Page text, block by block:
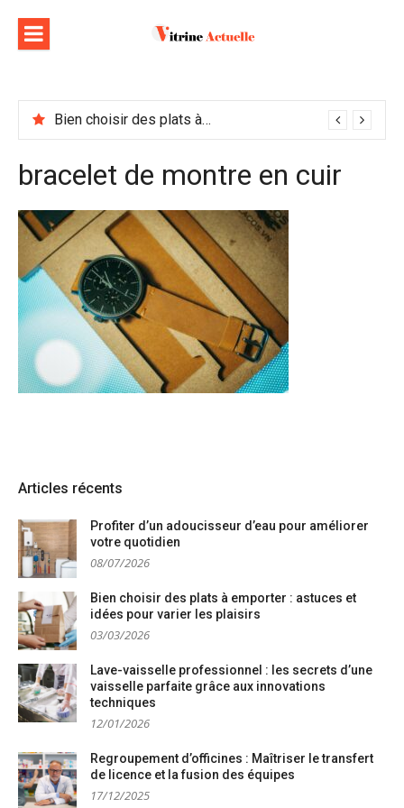
contenu
Bien choisir des plats à emporter : astuces et idées pour varier les plaisirs
bracelet de montre en cuir
Articles récents
Profiter d’un adoucisseur d’eau pour améliorer
votre quotidien
08/07/2026
Bien choisir des plats à emporter : astuces et
idées pour varier les plaisirs
03/03/2026
Lave-vaisselle professionnel : les secrets d’une
vaisselle parfaite grâce aux innovations
techniques
12/01/2026
Regroupement d’officines : Maîtriser le transfert
de licence et la fusion des équipes
17/12/2025